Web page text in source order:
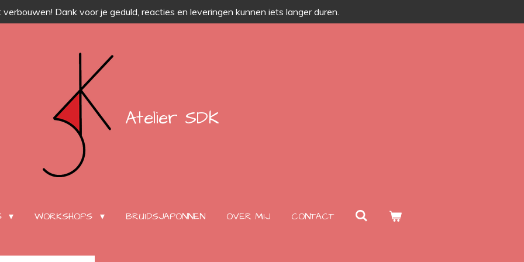
Dank voor je geduld, reacties en leveringen kunnen iets langer duren.
Atelier SDK
WORKSHOPS BRUIDSJAPONNEN OVER MIJ CONTACT